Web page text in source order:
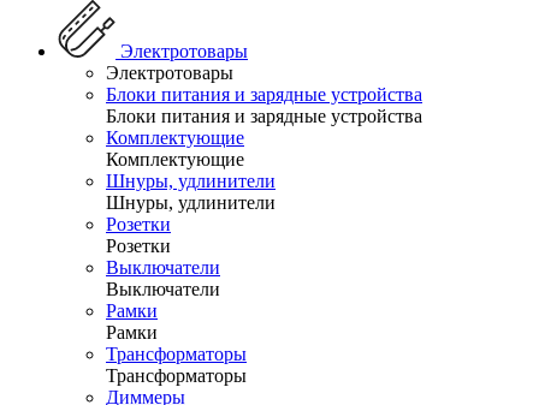
Электротовары
Электротовары
Блоки питания и зарядные устройства
Блоки питания и зарядные устройства
Комплектующие
Комплектующие
Шнуры, удлинители
Шнуры, удлинители
Розетки
Розетки
Выключатели
Выключатели
Рамки
Рамки
Трансформаторы
Трансформаторы
Диммеры